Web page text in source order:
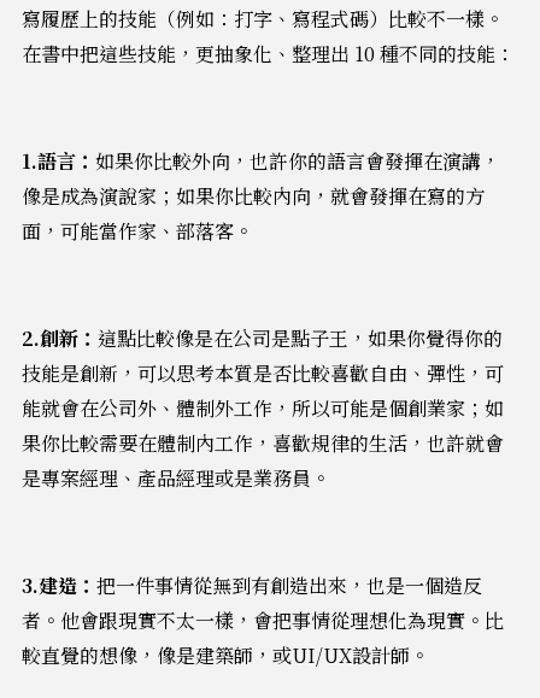
寫履歷上的技能（例如：打字、寫程式碼）比較不一樣。
在書中把這些技能，更抽象化、整理出 10 種不同的技能：
1.語言： 如果你比較外向，也許你的語言會發揮在演講，
像是成為演說家；如果你比較內向，就會發揮在寫的方
面，可能當作家、部落客。
2.創新： 這點比較像是在公司是點子王，如果你覺得你的
技能是創新，可以思考本質是否比較喜歡自由、彈性，可
能就會在公司外、體制外工作，所以可能是個創業家；如
果你比較需要在體制內工作，喜歡規律的生活，也許就會
是專案經理、產品經理或是業務員。
3.建造： 把一件事情從無到有創造出來，也是一個造反
者。他會跟現實不太一樣，會把事情從理想化為現實。比
較直覺的想像，像是建築師，或UI/UX設計師。